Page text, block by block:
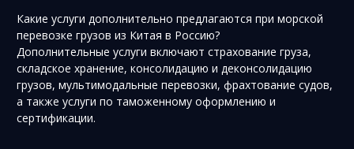
Какие услуги дополнительно предлагаются при морской
перевозке грузов из Китая в Россию?
Дополнительные услуги включают страхование груза,
складское хранение, консолидацию и деконсолидацию
грузов, мультимодальные перевозки, фрахтование судов,
а также услуги по таможенному оформлению и
сертификации.